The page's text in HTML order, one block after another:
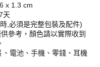
x 1.3 cm
天
,必須是完整包裝及配件)
參考，顏色請以實際收到
電池、手機、零錢、耳機